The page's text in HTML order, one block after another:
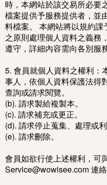
時，本網站於該交易所必要
檔案提供予服務提供者，並
料檔案。 本網站將以規約
之原則處理個人資料之義務
遵守，詳細內容需向各別服
5. 會員就個人資料之權利：
事人，依個人資料保護法得
查詢或請求閱覽。
(b). 請求製給複製本。
(c). 請求補充或更正。
(d). 請求停止蒐集、處理或利
(e). 請求刪除。
會員如欲行使上述權利，可
Service@wowisee.com 連絡